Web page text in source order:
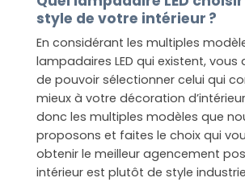
style de votre intérieur ?
En considérant les multiples
lampadaires LED qui existent, vous
de pouvoir sélectionner celui qui
mieux à votre décoration
donc les multiples modèles que
proposons et faites le choix qui
obtenir le meilleur agencement
intérieur est plutôt de style